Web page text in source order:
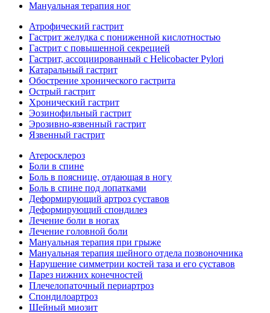
Мануальная терапия ног
Атрофический гастрит
Гастрит желудка с пониженной кислотностью
Гастрит с повышенной секрецией
Гастрит, ассоциированный с Helicobacter Pylori
Катаральный гастрит
Обострение хронического гастрита
Острый гастрит
Хронический гастрит
Эозинофильный гастрит
Эрозивно-язвенный гастрит
Язвенный гастрит
Атеросклероз
Боли в спине
Боль в пояснице, отдающая в ногу
Боль в спине под лопатками
Деформирующий артроз суставов
Деформирующий спондилез
Лечение боли в ногах
Лечение головной боли
Мануальная терапия при грыже
Мануальная терапия шейного отдела позвоночника
Нарушение симметрии костей таза и его суставов
Парез нижних конечностей
Плечелопаточный периартроз
Спондилоартроз
Шейный миозит